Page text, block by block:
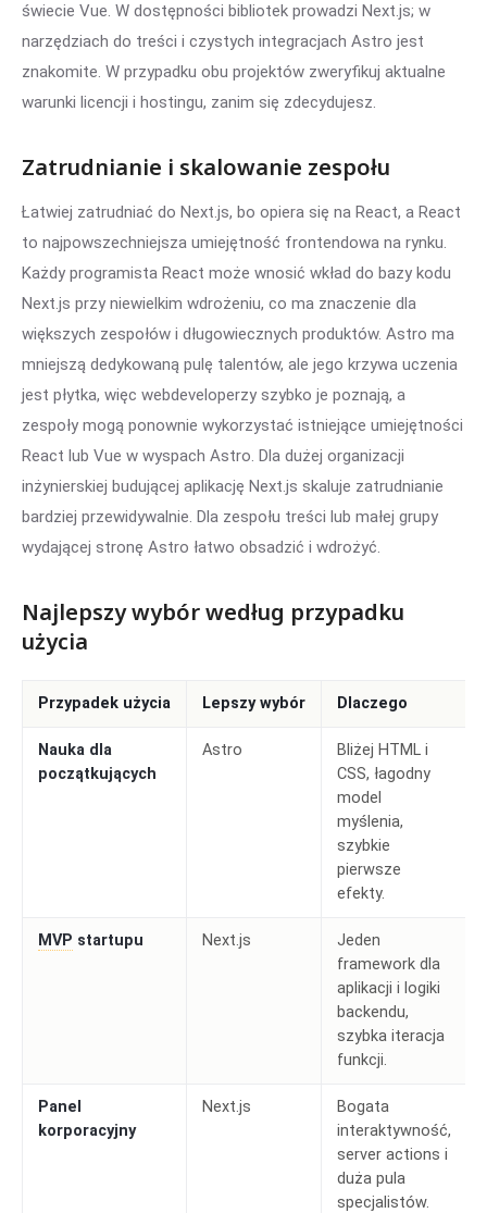
świecie Vue. W dostępności bibliotek prowadzi Next.js; w
narzędziach do treści i czystych integracjach Astro jest
znakomite. W przypadku obu projektów zweryfikuj aktualne
warunki licencji i hostingu, zanim się zdecydujesz.
Zatrudnianie i skalowanie zespołu
Łatwiej zatrudniać do Next.js, bo opiera się na React, a React
to najpowszechniejsza umiejętność frontendowa na rynku.
Każdy programista React może wnosić wkład do bazy kodu
Next.js przy niewielkim wdrożeniu, co ma znaczenie dla
większych zespołów i długowiecznych produktów. Astro ma
mniejszą dedykowaną pulę talentów, ale jego krzywa uczenia
jest płytka, więc webdeveloperzy szybko je poznają, a
zespoły mogą ponownie wykorzystać istniejące umiejętności
React lub Vue w wyspach Astro. Dla dużej organizacji
inżynierskiej budującej aplikację Next.js skaluje zatrudnianie
bardziej przewidywalnie. Dla zespołu treści lub małej grupy
wydającej stronę Astro łatwo obsadzić i wdrożyć.
Najlepszy wybór według przypadku
użycia
Przypadek użycia Lepszy wybór Dlaczego
Nauka dla
początkujących
Astro
Bliżej HTML i
CSS, łagodny
model
myślenia,
szybkie
pierwsze
efekty.
MVP startupu Next.js
Jeden
framework dla
aplikacji i logiki
backendu,
szybka iteracja
funkcji.
Panel
korporacyjny
Next.js
Bogata
interaktywność,
server actions i
duża pula
specjalistów.